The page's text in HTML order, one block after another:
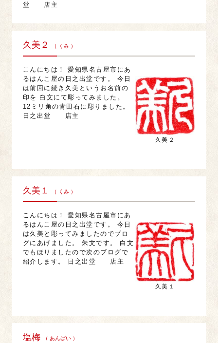
堂 店主
久美２ （ くみ ）
久美２
こんにちは！ 愛知県名古屋市にあ
るはんこ屋の日之出堂です。 今日
は前回に続き久美というお名前の
印を 白文にて彫ってみました。
12ミリ角の青田石に彫りました。
日之出堂 店主
久美１ （ くみ ）
久美１
こんにちは！ 愛知県名古屋市にあ
るはんこ屋の日之出堂です。 今日
は久美と彫ってみましたのでブロ
グにあげました。 朱文です。 白文
でもほりましたので次のブログで
紹介します。 日之出堂 店主
塩梅 （ あんばい ）